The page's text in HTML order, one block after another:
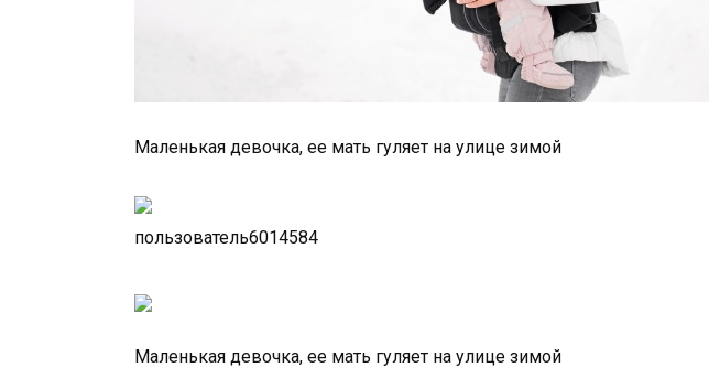
Маленькая девочка, ее мать гуляет на улице зимой
пользователь6014584
Маленькая девочка, ее мать гуляет на улице зимой